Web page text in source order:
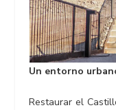
Un entorno
Restaurar el